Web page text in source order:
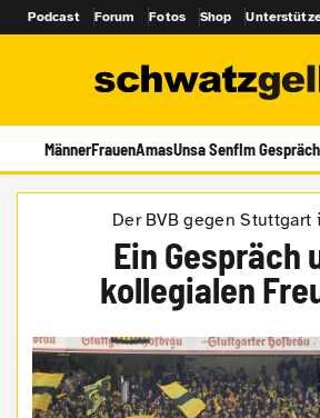
Podcast Forum Fotos Shop
MännerFrauenAmasUnsa SenfIm Gespräch
Der BVB gegen Stuttgart
Ein Gespräch
kollegialen